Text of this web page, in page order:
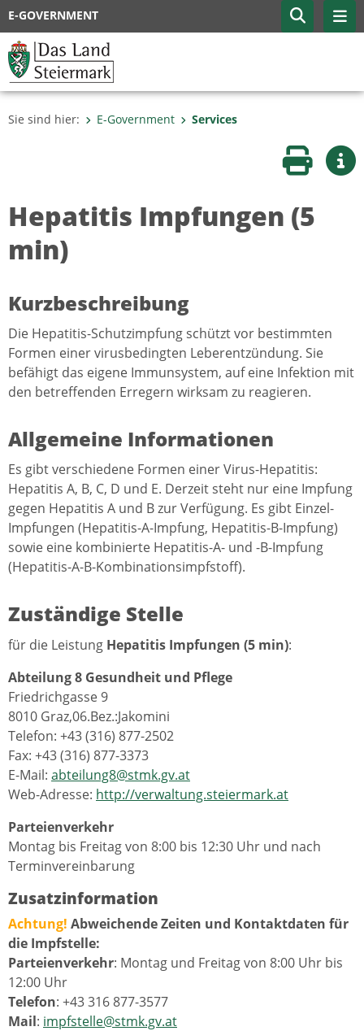
E-GOVERNMENT
Sie sind hier: E-Government Services
Seite
Hepatitis Impfungen (5
min)
Kurzbeschreibung
Die Hepatitis-Schutzimpfung schützt vor bestimmten
Formen einer virusbedingten Leberentzündung. Sie
befähigt das eigene Immunsystem, auf eine Infektion mit
den betreffenden Erregern wirksam zu reagieren.
Allgemeine Informationen
Es gibt verschiedene Formen einer Virus-Hepatitis:
Hepatitis A, B, C, D und E. Derzeit steht nur eine Impfung
gegen Hepatitis A und B zur Verfügung. Es gibt Einzel-
Impfungen (Hepatitis-A-Impfung, Hepatitis-B-Impfung)
sowie eine kombinierte Hepatitis-A- und -B-Impfung
(Hepatitis-A-B-Kombinationsimpfstoff).
Zuständige Stelle
für die Leistung Hepatitis Impfungen (5 min):
Abteilung 8 Gesundheit und Pflege
Friedrichgasse 9
8010 Graz,06.Bez.:Jakomini
Telefon: +43 (316) 877-2502
Fax: +43 (316) 877-3373
E-Mail: abteilung8@stmk.gv.at
Web-Adresse: http://verwaltung.steiermark.at
Parteienverkehr
Montag bis Freitag von 8:00 bis 12:30 Uhr und nach
Terminvereinbarung
Zusatzinformation
Achtung! Abweichende Zeiten und Kontaktdaten für
die Impfstelle:
Parteienverkehr: Montag und Freitag von 8:00 Uhr bis
12:00 Uhr
Telefon: +43 316 877-3577
Mail: impfstelle@stmk.gv.at